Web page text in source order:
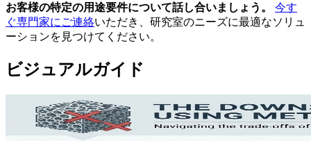
お客様の特定の用途要件について話し合いましょう。
今す
ぐ専門家にご連絡いただき、研究室のニーズに最適なソリュ
ーションを見つけてください。
ビジュアルガイド